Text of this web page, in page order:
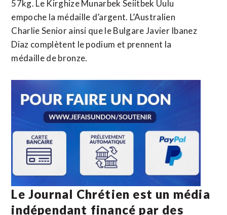
57kg. Le Kirghize Munarbek Seiitbek Uulu
empoche la médaille d’argent. L’Australien
Charlie Senior ainsi que le Bulgare Javier Ibanez
Diaz complètent le podium et prennent la
médaille de bronze.
Le Journal Chrétien est un média
indépendant financé par des